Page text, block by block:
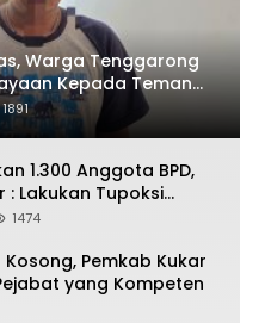
Warga Tenggarong
Kepada Teman
1891
1.300 Anggota BPD,
: Lakukan Tupoksi
Wujudkan
1474
Pemkab Kukar
yang Kompeten